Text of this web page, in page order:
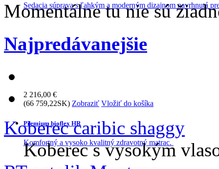
Sedacia súprava s ľahkým a moderným dizajnom navrhnutá
2 216,00 €
(66 759,22SK) Zobraziť Vložiť do košíka
Premium bioflex HR
Komfortný a vysoko kvalitný zdravotný matrac.
Momentálne tu nie sú
Najpredávanejšie
Koberec caribic shaggy
Koberec s vysokým